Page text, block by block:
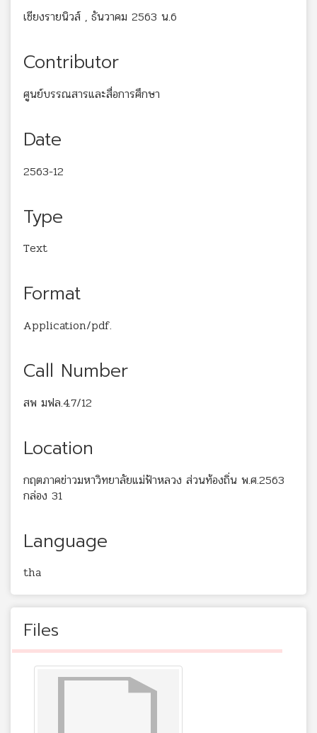
เชียงรายนิวส์ , ธันวาคม 2563 น.6
Contributor
ศูนย์บรรณสารและสื่อการศึกษา
Date
2563-12
Type
Text
Format
Application/pdf.
Call Number
สพ มฟล.4.7/12
Location
กฤตภาคข่าวมหาวิทยาลัยแม่ฟ้าหลวง ส่วนท้องถิ่น พ.ศ.2563
กล่อง 31
Language
tha
Files